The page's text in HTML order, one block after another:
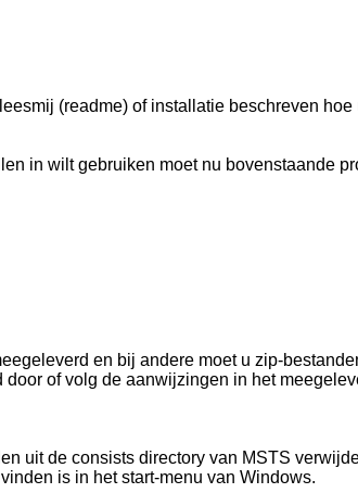
(readme) of installatie beschreven
in wilt gebruiken moet nu bovenstaande
en bij andere moet u zip-
of volg de aanwijzingen in het
uit de consists directory van MSTS
is in het start-menu van Windows.